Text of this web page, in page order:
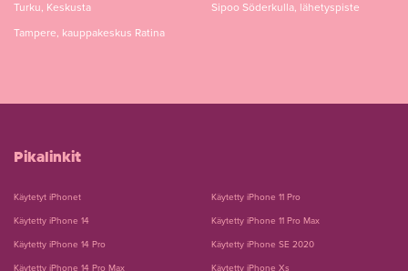
Turku, Keskusta
Tampere, kauppakeskus Ratina
Sipoo Söderkulla, lähetyspiste
Pikalinkit
Käytetyt iPhonet
Käytetty iPhone 14
Käytetty iPhone 14 Pro
Käytetty iPhone 14 Pro Max
Käytetty iPhone 11 Pro
Käytetty iPhone 11 Pro Max
Käytetty iPhone SE 2020
Käytetty iPhone Xs